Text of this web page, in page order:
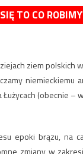
TO CO
ziem polskich
(obecnie –
epoki brązu, na